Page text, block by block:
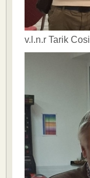
v.l.n.r Tarik